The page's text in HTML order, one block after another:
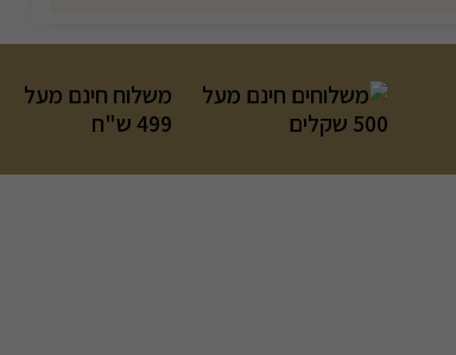
משלוח חינם מעל
499 ש"ח